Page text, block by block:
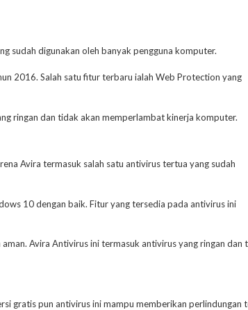
sudah digunakan oleh banyak pengguna komputer.
2016. Salah satu fitur terbaru ialah Web Protection yang
ringan dan tidak akan memperlambat kinerja komputer.
Avira termasuk salah satu antivirus tertua yang sudah
10 dengan baik. Fitur yang tersedia pada antivirus ini
Avira Antivirus ini termasuk antivirus yang ringan dan
gratis pun antivirus ini mampu memberikan perlindungan